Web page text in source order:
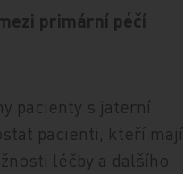
primární péčí
pacienty s jaterní
pacienti, kteří mají
léčby a dalšího